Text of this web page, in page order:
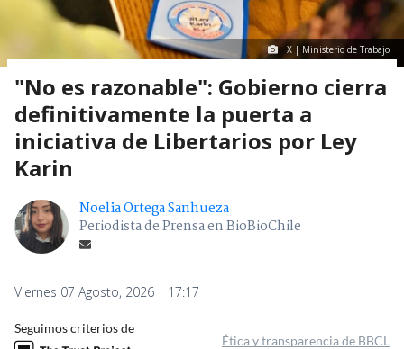
X | Ministerio de Trabajo
"No es razonable": Gobierno cierra
definitivamente la puerta a
iniciativa de Libertarios por Ley
Karin
Noelia Ortega Sanhueza
Periodista de Prensa en BioBioChile
Viernes 07 Agosto, 2026 | 17:17
Seguimos criterios de
Ética y transparencia de BBCL